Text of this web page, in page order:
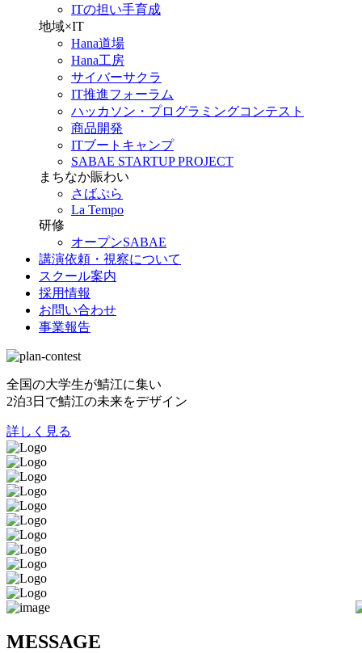
ITの担い手育成
地域×IT
Hana道場
Hana工房
サイバーサクラ
IT推進フォーラム
ハッカソン・プログラミングコンテスト
商品開発
ITブートキャンプ
SABAE STARTUP PROJECT
まちなか賑わい
さばぷら
La Tempo
研修
オープンSABAE
講演依頼・視察について
スクール案内
採用情報
お問い合わせ
事業報告
全国の大学生が鯖江に集い
2泊3日で鯖江の未来をデザイン
詳しく見る
MESSAGE